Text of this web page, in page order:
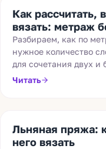
Как рассчитать,
вязать: метраж
Разбираем, как по
нужное количество
для сочетания двух
примерами расчёта.
Читать
Льняная пряжа:
него вязать